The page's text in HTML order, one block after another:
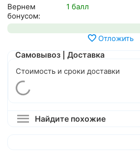
Вернем
бонусом:
1 балл
Отложить
Самовывоз | Доставка
Стоимость и сроки доставки
Найдите похожие